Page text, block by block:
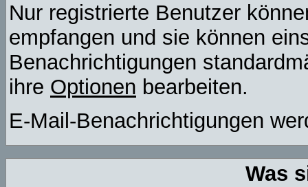
Nur registrierte Benutzer
empfangen und sie können
Benachrichtigungen
ihre Optionen bearbeiten.
E-Mail-Benachrichtigungen
Was